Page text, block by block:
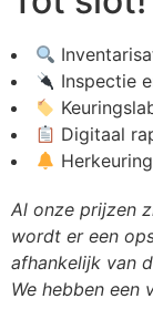
Inspectie
Digitaal
Al onze prijzen
wordt er een
afhankelijk van
We hebben een